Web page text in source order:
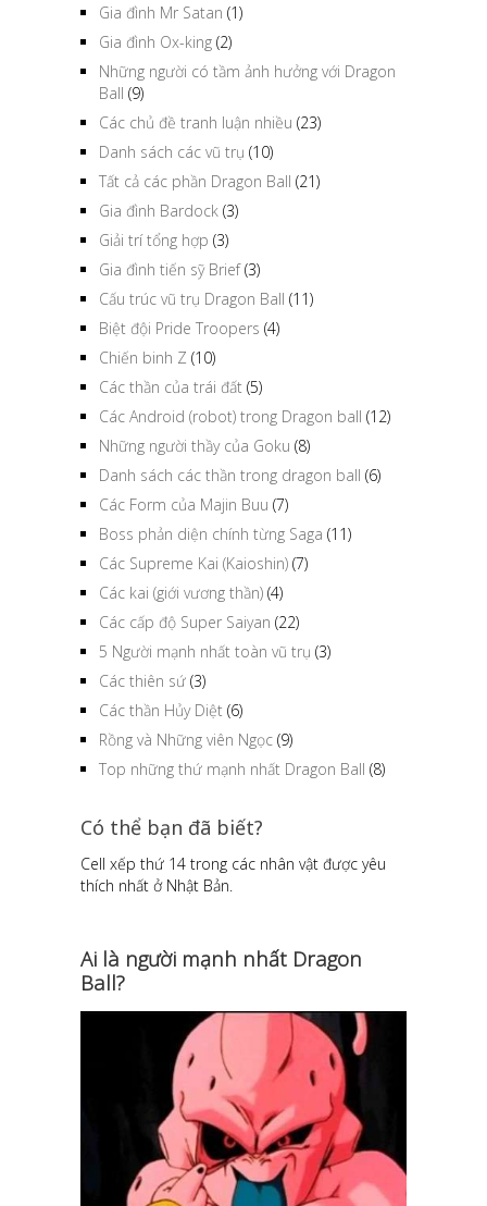
Gia đình Mr Satan (1)
Gia đình Ox-king (2)
Những người có tầm ảnh hưởng với Dragon
Ball (9)
Các chủ đề tranh luận nhiều (23)
Danh sách các vũ trụ (10)
Tất cả các phần Dragon Ball (21)
Gia đình Bardock (3)
Giải trí tổng hợp (3)
Gia đình tiến sỹ Brief(3)
Cấu trúc vũ trụ Dragon Ball (11)
Biệt đội Pride Troopers (4)
Chiến binh Z (10)
Các thần của trái đất (5)
Các Android (robot) trong Dragon ball (12)
Những người thầy của Goku (8)
Danh sách các thần trong dragon ball (6)
Các Form của Majin Buu (7)
Boss phản diện chính từng Saga (11)
Các Supreme Kai (Kaioshin) (7)
Các kai (giới vương thần) (4)
Các cấp độ Super Saiyan (22)
5 Người mạnh nhất toàn vũ trụ (3)
Các thiên sứ (3)
Các thần Hủy Diệt (6)
Rồng và Những viên Ngọc (9)
Top những thứ mạnh nhất Dragon Ball (8)
Có thể bạn đã biết?
Cell xếp thứ 14 trong các nhân vật được yêu
thích nhất ở Nhật Bản.
Ai là người mạnh nhất Dragon
Ball?